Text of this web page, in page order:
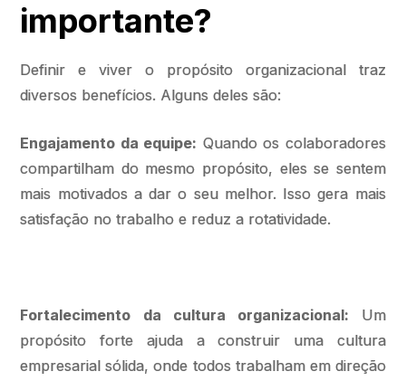
importante?
Definir e viver o propósito organizacional traz
diversos benefícios. Alguns deles são:
Engajamento da equipe: Quando os colaboradores
compartilham do mesmo propósito, eles se sentem
mais motivados a dar o seu melhor. Isso gera mais
satisfação no trabalho e reduz a rotatividade.
Fortalecimento da cultura organizacional: Um
propósito forte ajuda a construir uma cultura
empresarial sólida, onde todos trabalham em direção